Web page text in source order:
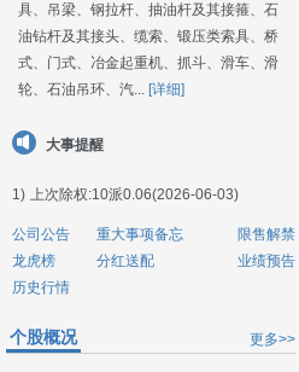
具、吊梁、钢拉杆、抽油杆及其接箍、石
油钻杆及其接头、缆索、锻压类索具、桥
式、门式、冶金起重机、抓斗、滑车、滑
轮、石油吊环、汽... [详细]
大事提醒
1) 上次除权:10派0.06(2026-06-03)
公司公告 重大事项备忘
限售解禁
龙虎榜
分红送配
业绩预告
历史行情
更多>>
个股概况